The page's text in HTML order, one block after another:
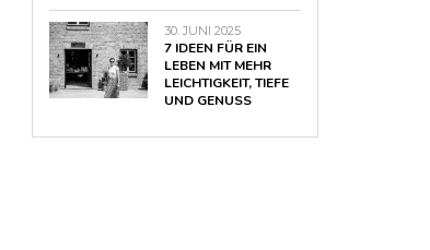
30. JUNI 2025
7 IDEEN FÜR EIN
LEBEN MIT MEHR
LEICHTIGKEIT, TIEFE
UND GENUSS